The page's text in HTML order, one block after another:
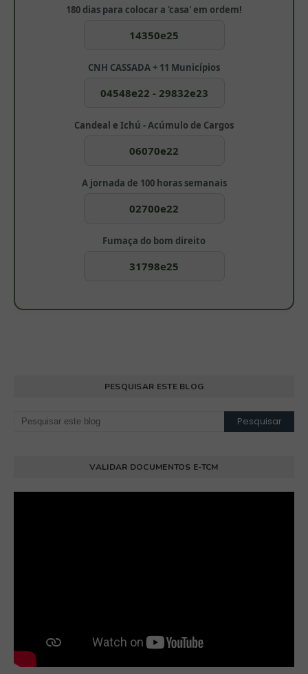
180 dias para colocar a 'casa' em ordem!
14350e25
CNH CASSADA + 11 Municípios
04548e22 - 29832e23
Candeal e Ichú - Acúmulo de Cargos
06070e22
A jornada de 100 horas semanais
02700e22
Fumaça do bom direito
31798e25
PESQUISAR ESTE BLOG
VALIDAR DOCUMENTOS E-TCM